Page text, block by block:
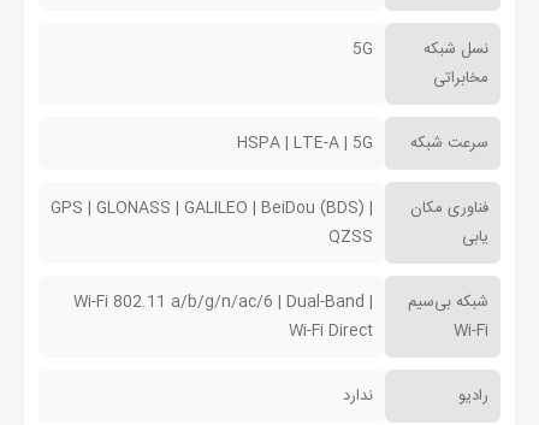
نسل شبکه
مخابراتی
5G
سرعت شبکه HSPA | LTE-A | 5G
فناوری مکان
یابی
GPS | GLONASS | GALILEO | BeiDou (BDS) |
QZSS
شبکه بی‌سیم
Wi-Fi
Wi-Fi 802.11 a/b/g/n/ac/6 | Dual-Band |
Wi-Fi Direct
رادیو ندارد